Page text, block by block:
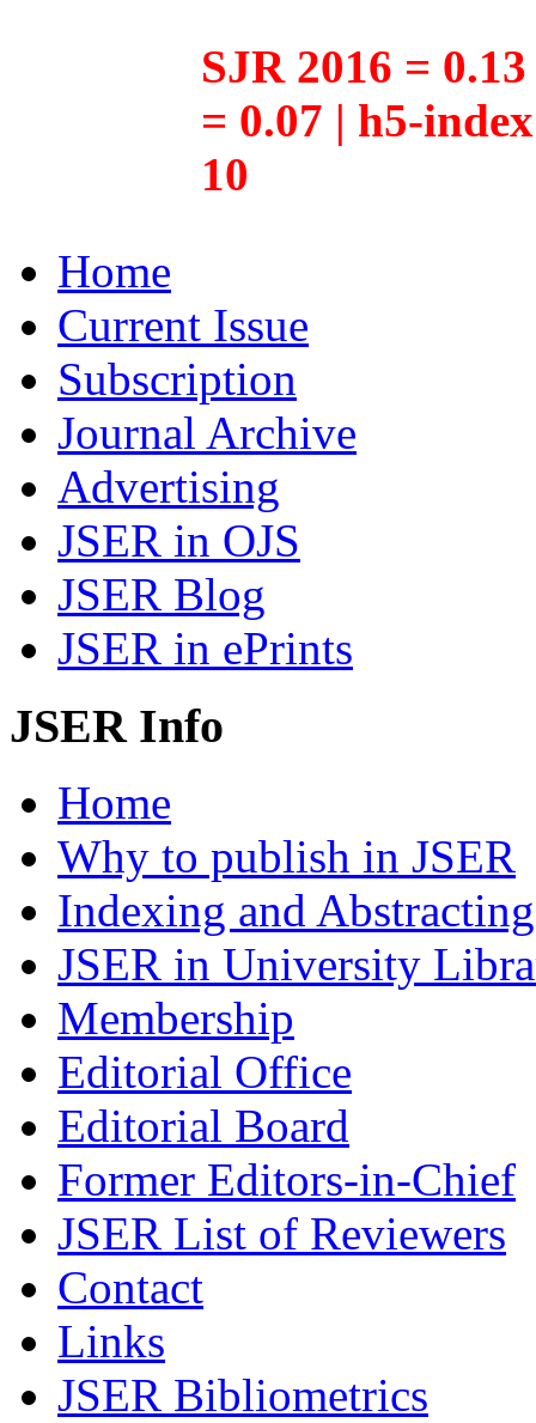
SJR 2016 =
= 0.07 | h5-
10
Home
Current Issue
Subscription
Journal Archive
Advertising
JSER in OJS
JSER Blog
JSER in ePrints
JSER Info
Home
Why to publish in JSER
Indexing and Abstracting
JSER in University
Membership
Editorial Office
Editorial Board
Former Editors-in-Chief
JSER List of Reviewers
Contact
Links
JSER Bibliometrics